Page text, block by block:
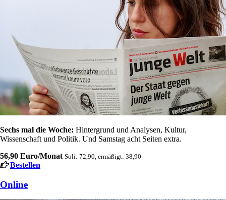
Sechs mal die Woche: Hintergrund und Analysen, Kultur,
Wissenschaft und Politik. Und Samstag acht Seiten extra.
56,90 Euro/Monat Soli: 72,90, ermäßigt: 38,90
Bestellen
Online